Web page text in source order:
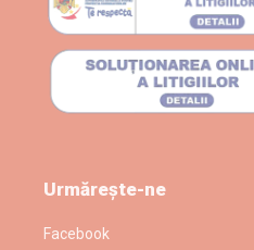
Urmărește-ne
Facebook